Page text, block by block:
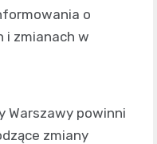
o
i zmianach w
Warszawy powinni
zmiany